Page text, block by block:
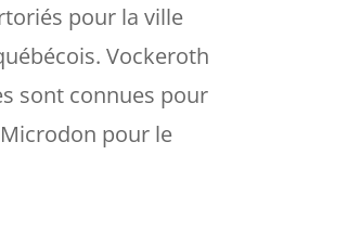
pour la ville
Vockeroth
sont connues pour
pour le